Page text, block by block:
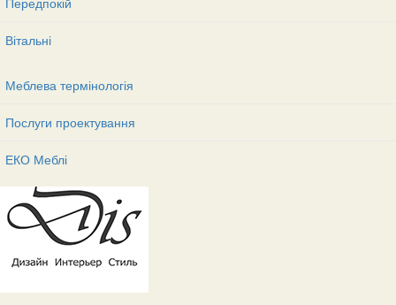
Вітальні
Меблева термінологія
Послуги проектування
ЕКО Меблі